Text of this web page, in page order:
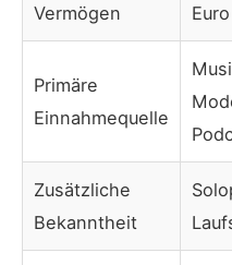
Vermögen
Euro
Primäre
Einnahmequelle
Zusätzliche
Bekanntheit